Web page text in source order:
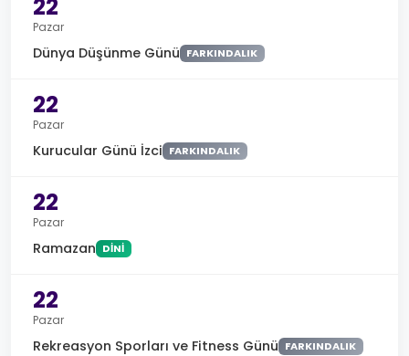
22
Pazar
Dünya Düşünme Günü FARKINDALIK
22
Pazar
Kurucular Günü İzci FARKINDALIK
22
Pazar
Ramazan DINI
22
Pazar
Rekreasyon Sporları ve Fitness Günü FARKINDALIK